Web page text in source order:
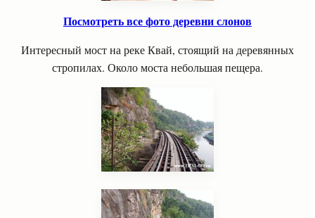
Посмотреть все фото деревни слонов
Интересный мост на реке Квай, стоящий на деревянных
стропилах. Около моста небольшая пещера.